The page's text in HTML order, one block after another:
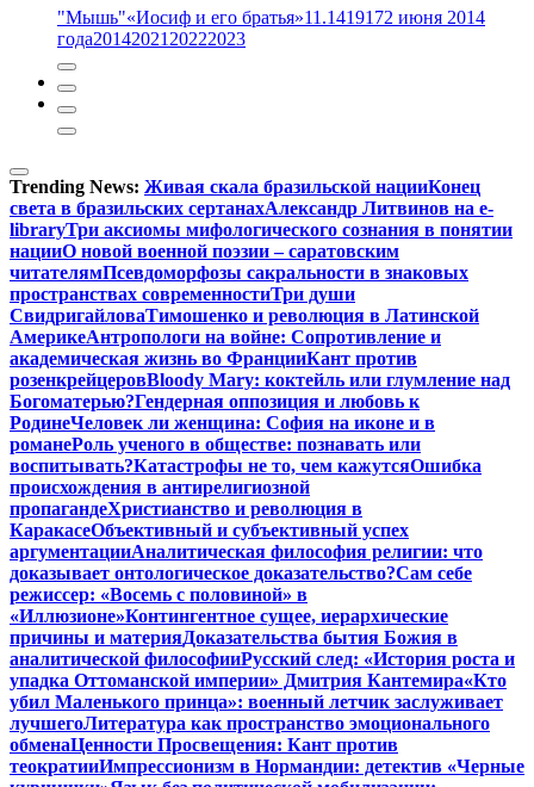
"Мышь"«Иосиф и его братья»11.1419172 июня 2014
года20142021 20222023
Trending News: Живая скала бразильской нацииКонец
света в бразильских сертанахАлександр Литвинов на e-
libraryТри аксиомы мифологического сознания в понятии
нацииО новой военной поэзии – саратовским
читателямПсевдоморфозы сакральности в знаковых
пространствах современностиТри души
СвидригайловаТимошенко и революция в Латинской
АмерикеАнтропологи на войне: Сопротивление и
академическая жизнь во ФранцииКант против
розенкрейцеровBloody Mary: коктейль или глумление над
Богоматерью?Гендерная оппозиция и любовь к
РодинеЧеловек ли женщина: София на иконе и в
романеРоль ученого в обществе: познавать или
воспитывать?Катастрофы не то, чем кажутсяОшибка
происхождения в антирелигиозной
пропагандеХристианство и революция в
КаракасеОбъективный и субъективный успех
аргументацииАналитическая философия религии: что
доказывает онтологическое доказательство?Сам себе
режиссер: «Восемь с половиной» в
«Иллюзионе»Контингентное сущее, иерархические
причины и материяДоказательства бытия Божия в
аналитической философииРусский след: «История роста и
упадка Оттоманской империи» Дмитрия Кантемира«Кто
убил Маленького принца»: военный летчик заслуживает
лучшегоЛитература как пространство эмоционального
обменаЦенности Просвещения: Кант против
теократииИмпрессионизм в Нормандии: детектив «Черные